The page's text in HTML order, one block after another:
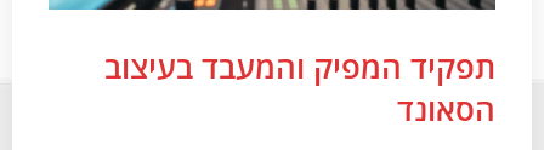
תפקיד המפיק והמעבד בעיצוב
הסאונד